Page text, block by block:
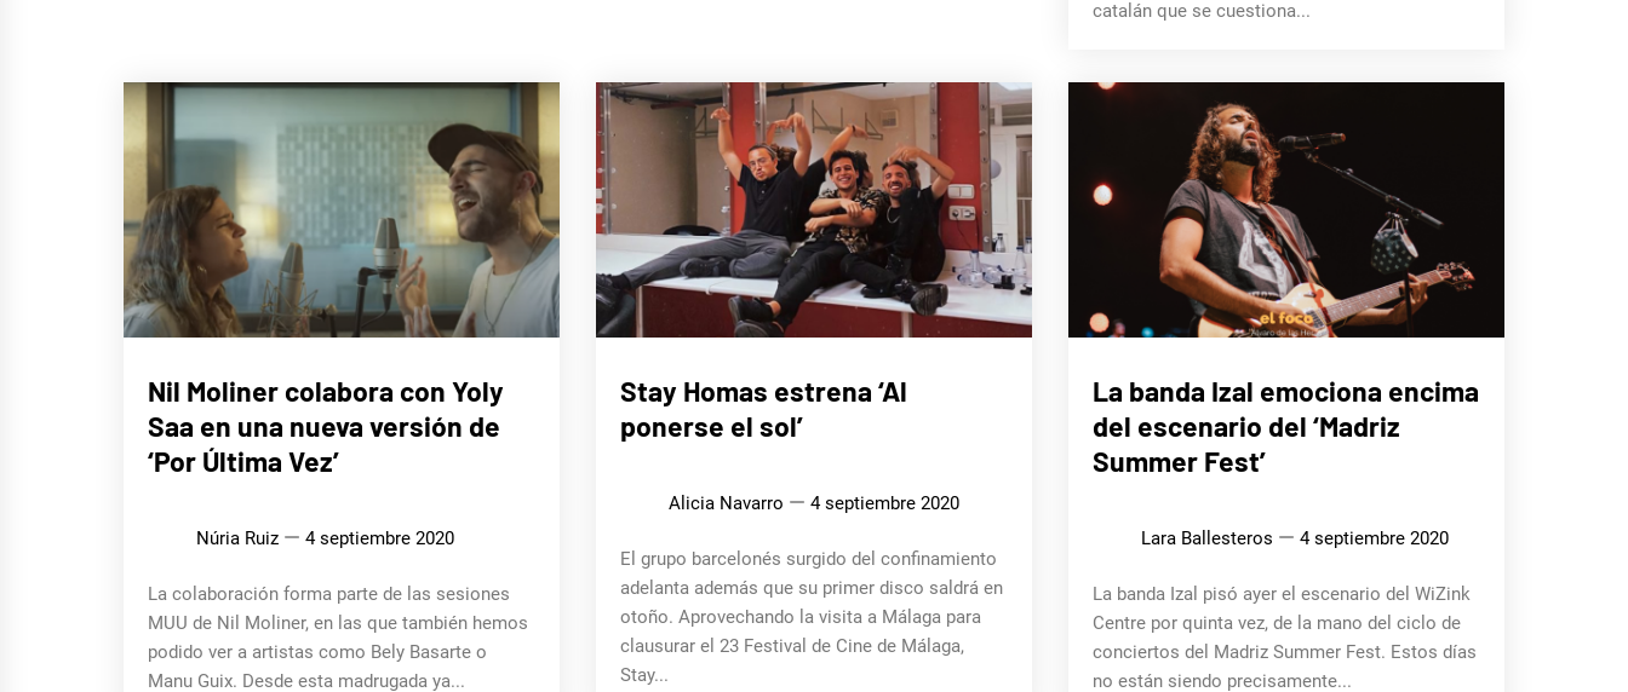
catalán que se cuestiona...
Nil Moliner colabora con Yoly
Saa en una nueva versión de
‘Por Última Vez’
Núria Ruiz 4 septiembre 2020
La colaboración forma parte de las sesiones
MUU de Nil Moliner, en las que también hemos
podido ver a artistas como Bely Basarte o
Manu Guix. Desde esta madrugada ya...
Stay Homas estrena ‘Al
ponerse el sol’
Alicia Navarro 4 septiembre 2020
El grupo barcelonés surgido del confinamiento
adelanta además que su primer disco saldrá en
otoño. Aprovechando la visita a Málaga para
clausurar el 23 Festival de Cine de Málaga,
Stay...
La banda Izal emociona encima
del escenario del ‘Madriz
Summer Fest’
Lara Ballesteros 4 septiembre 2020
La banda Izal pisó ayer el escenario del WiZink
Centre por quinta vez, de la mano del ciclo de
conciertos del Madriz Summer Fest. Estos días
no están siendo precisamente...